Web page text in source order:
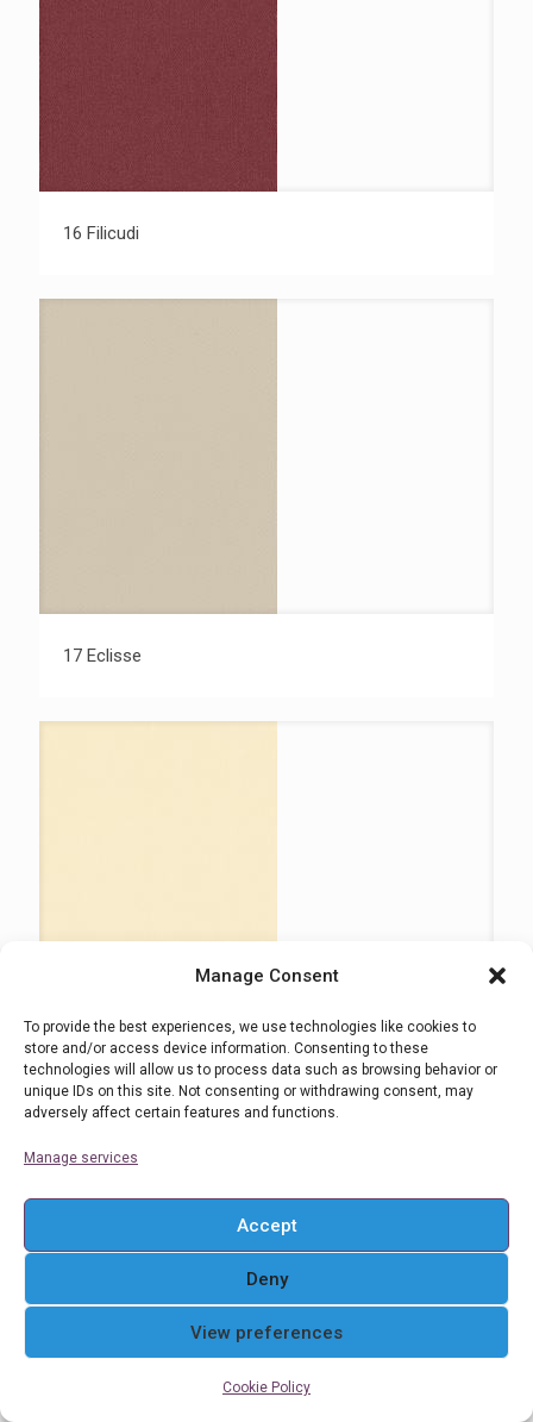
Manage Consent
To provide the best experiences, we use technologies like cookies to
store and/or access device information. Consenting to these
technologies will allow us to process data such as browsing behavior or
unique IDs on this site. Not consenting or withdrawing consent, may
adversely affect certain features and functions.
Manage services
Accept
Deny
View preferences
Cookie Policy
16 Filicudi
17 Eclisse
17 Filicudi